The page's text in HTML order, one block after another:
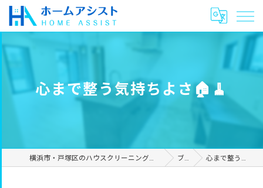
心まで整う気持ちよさ🏠🧹
横浜市・戸塚区のハウスクリーニングやリフォームは合同会社ホームアシスト ブログ 心まで整う気持ちよさ🏠🧹